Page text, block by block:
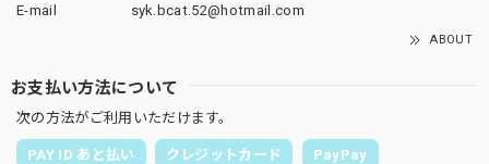
E-mail syk.bcat.52@hotmail.com
ABOUT
お支払い方法について
次の方法がご利用いただけます。
PAY ID あと払い クレジットカード PayPay